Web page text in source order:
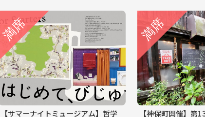
【サマーナイトミュージアム】哲学
【神保町開催】第